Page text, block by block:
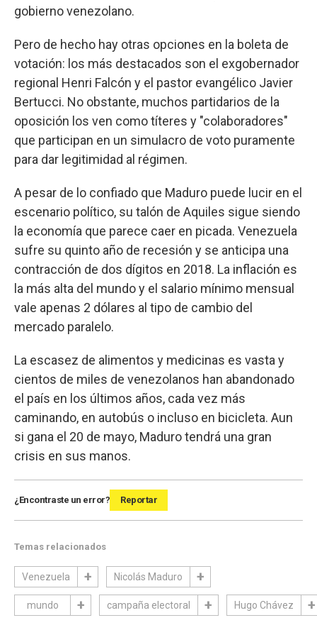
gobierno venezolano.
Pero de hecho hay otras opciones en la boleta de
votación: los más destacados son el exgobernador
regional Henri Falcón y el pastor evangélico Javier
Bertucci. No obstante, muchos partidarios de la
oposición los ven como títeres y "colaboradores"
que participan en un simulacro de voto puramente
para dar legitimidad al régimen.
A pesar de lo confiado que Maduro puede lucir en el
escenario político, su talón de Aquiles sigue siendo
la economía que parece caer en picada. Venezuela
sufre su quinto año de recesión y se anticipa una
contracción de dos dígitos en 2018. La inflación es
la más alta del mundo y el salario mínimo mensual
vale apenas 2 dólares al tipo de cambio del
mercado paralelo.
La escasez de alimentos y medicinas es vasta y
cientos de miles de venezolanos han abandonado
el país en los últimos años, cada vez más
caminando, en autobús o incluso en bicicleta. Aun
si gana el 20 de mayo, Maduro tendrá una gran
crisis en sus manos.
¿Encontraste un error? Reportar
Temas relacionados
Venezuela Nicolás Maduro
mundo campaña electoral Hugo Chávez